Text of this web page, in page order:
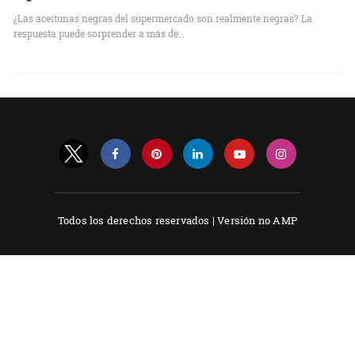
¿Las aceitunas negras del supermercado son realmente negras? La
respuesta puede sorprender a más de…
Todos los derechos reservados |Versión no AMP